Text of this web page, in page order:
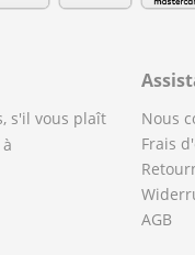
s'il vous plaît
Nous
Frais
AGB